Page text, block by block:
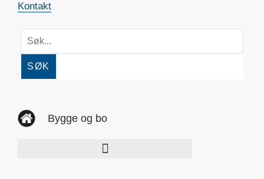
Kontakt
SØK
Bygge og bo